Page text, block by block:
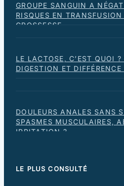
GROUPE SANGUIN A
RISQUES EN
GROSSESSE
LE LACTOSE, C’EST QUOI
DIGESTION ET DIFFÉRENCE
DOULEURS ANALES SANS
SPASMES MUSCULAIRES,
IRRITATION ?
LE PLUS CONSULTÉ